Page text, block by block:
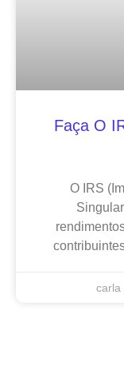
Faça O
O IRS
carla